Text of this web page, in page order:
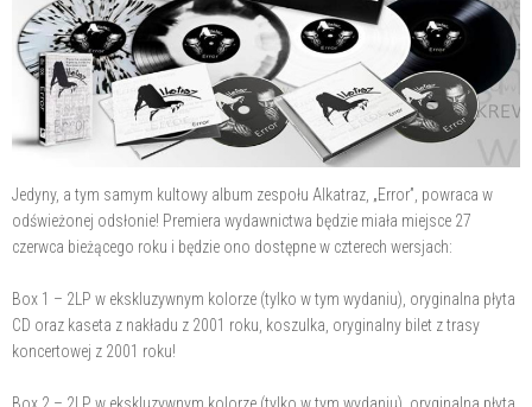
Jedyny, a tym samym kultowy album zespołu Alkatraz, „Error”, powraca w
odświeżonej odsłonie! Premiera wydawnictwa będzie miała miejsce 27
czerwca bieżącego roku i będzie ono dostępne w czterech wersjach:
Box 1 – 2LP w ekskluzywnym kolorze (tylko w tym wydaniu), oryginalna płyta
CD oraz kaseta z nakładu z 2001 roku, koszulka, oryginalny bilet z trasy
koncertowej z 2001 roku!